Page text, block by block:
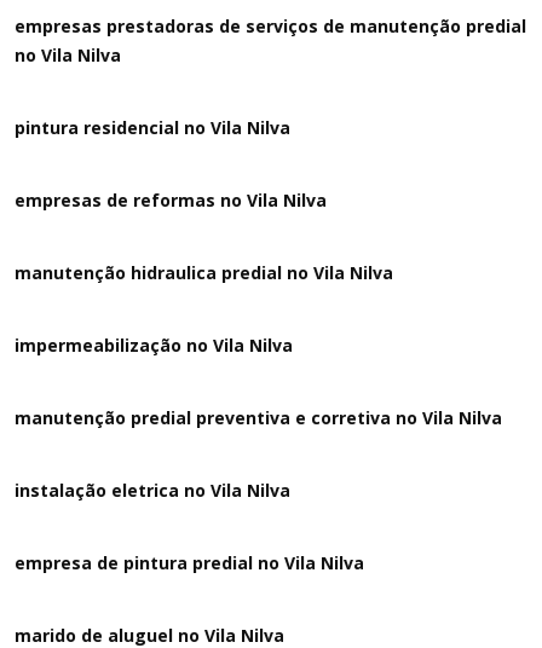
empresas prestadoras de serviços de manutenção predial
no Vila Nilva
pintura residencial no Vila Nilva
empresas de reformas no Vila Nilva
manutenção hidraulica predial no Vila Nilva
impermeabilização no Vila Nilva
manutenção predial preventiva e corretiva no Vila Nilva
instalação eletrica no Vila Nilva
empresa de pintura predial no Vila Nilva
marido de aluguel no Vila Nilva